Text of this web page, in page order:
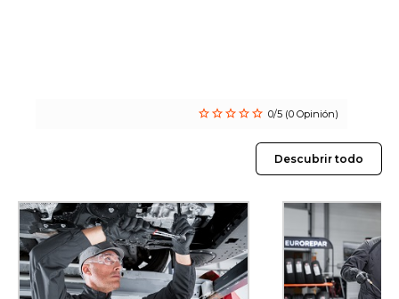
0/5 (0 Opinión)
Descubrir todo